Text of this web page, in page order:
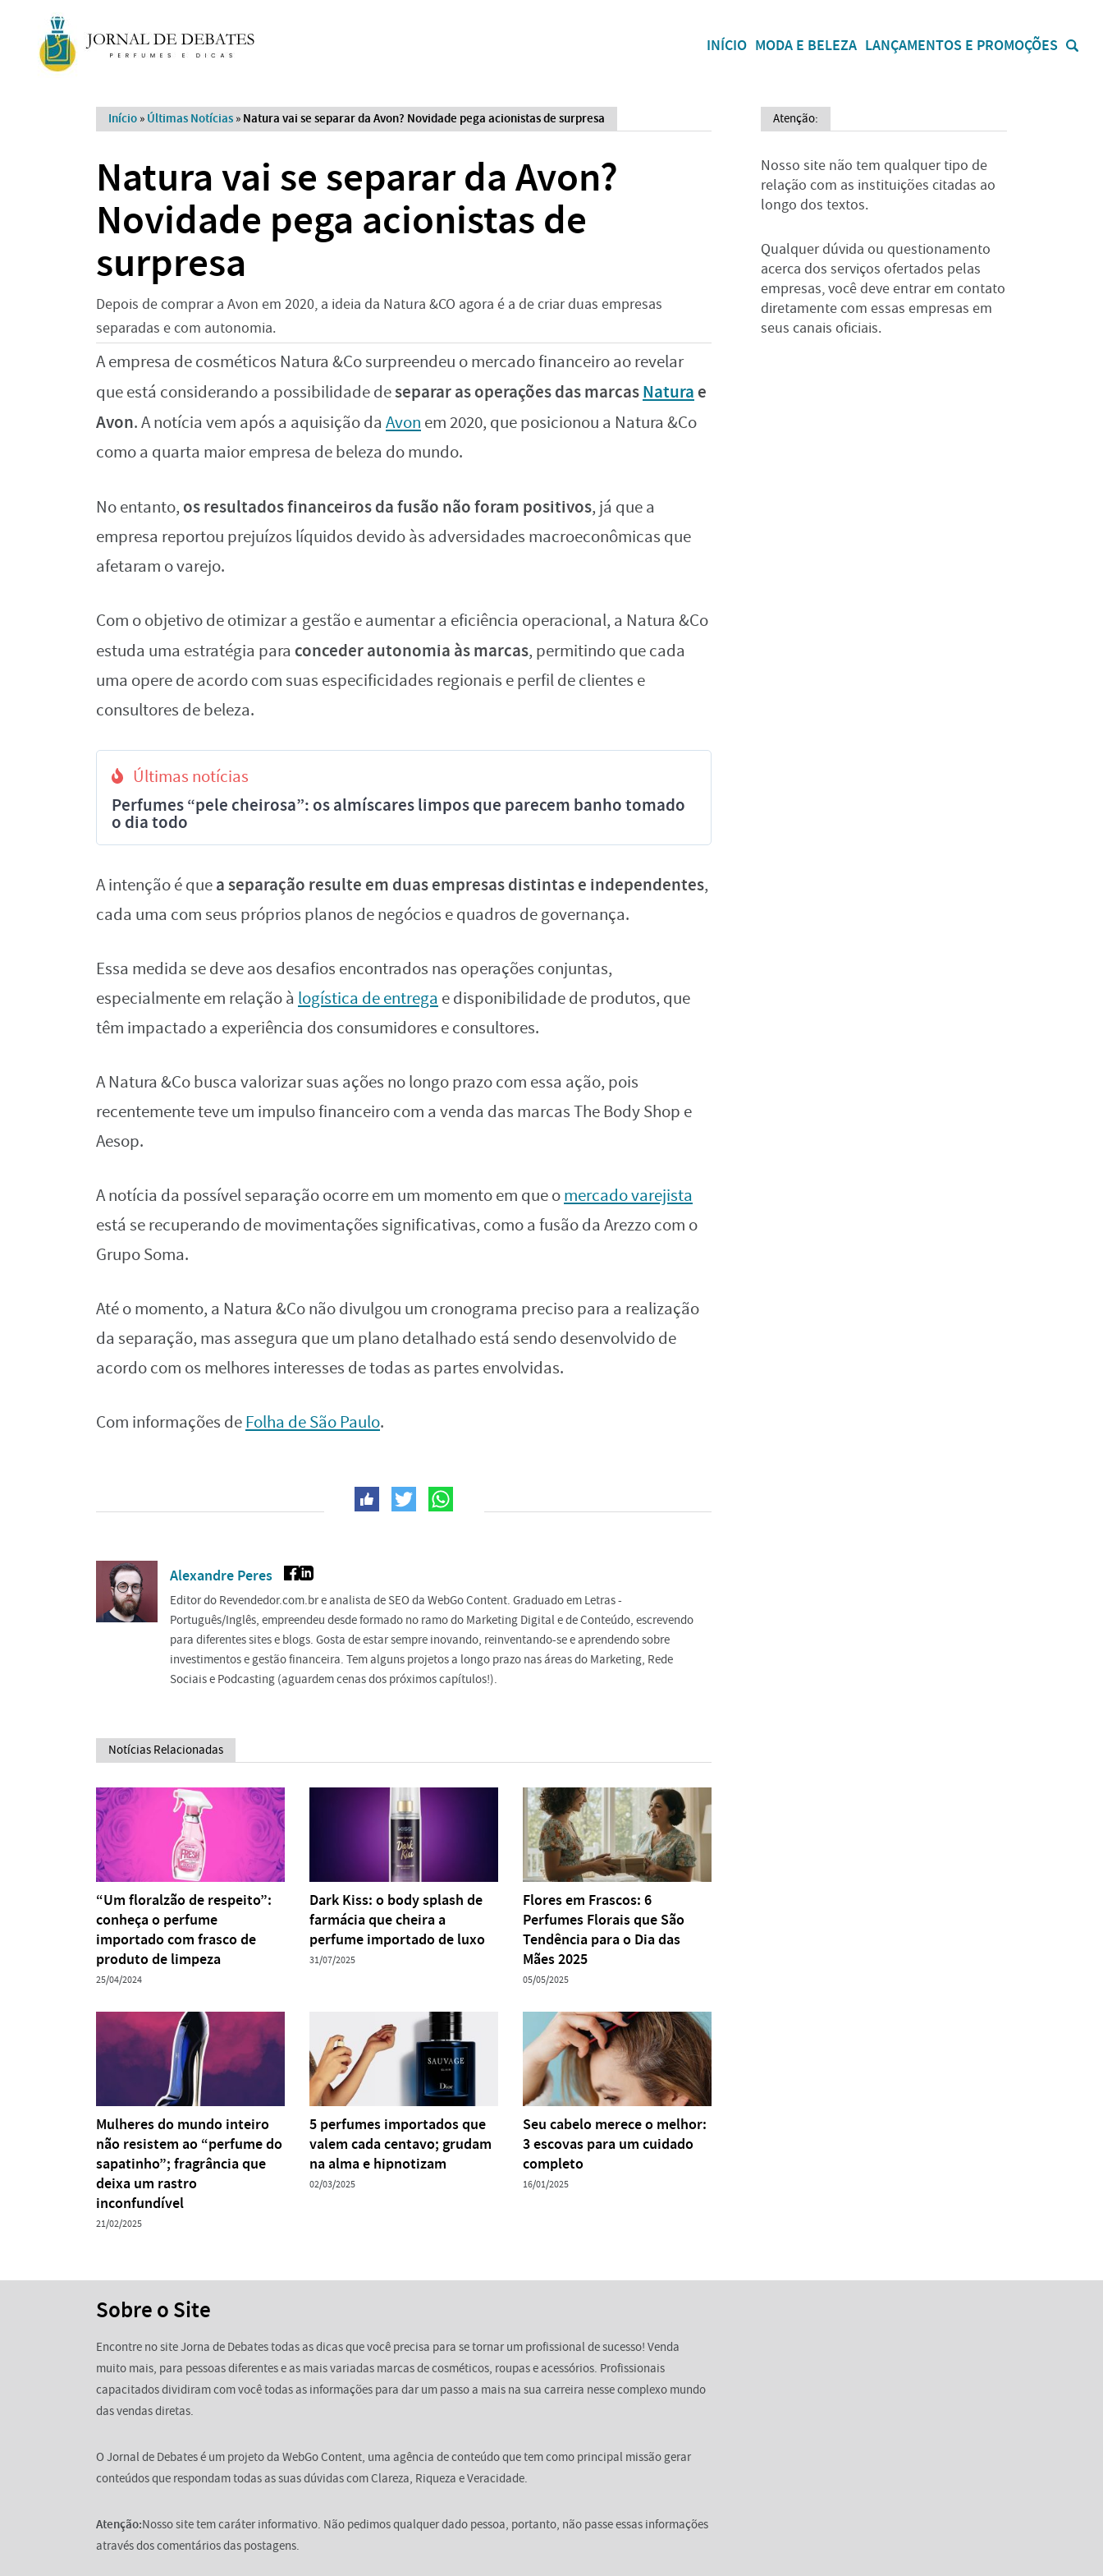
INÍCIO MODA E BELEZA LANÇAMENTOS E PROMOÇÕES
Início » Últimas Notícias » Natura vai se separar da Avon? Novidade pega acionistas de surpresa
Natura vai se separar da Avon?
Novidade pega acionistas de
surpresa
Depois de comprar a Avon em 2020, a ideia da Natura &CO agora é a de criar duas empresas
separadas e com autonomia.
A empresa de cosméticos Natura &Co surpreendeu o mercado financeiro ao revelar
que está considerando a possibilidade deseparar as operações das marcasNatura e
Avon. A notícia vem após a aquisição da Avon em 2020, que posicionou a Natura &Co
como a quarta maior empresa de beleza do mundo.
No entanto, os resultados financeiros da fusão não foram positivos, já que a
empresa reportou prejuízos líquidos devido às adversidades macroeconômicas que
afetaram o varejo.
Com o objetivo de otimizar a gestão e aumentar a eficiência operacional, a Natura &Co
estuda uma estratégia para conceder autonomia às marcas, permitindo que cada
uma opere de acordo com suas especificidades regionais e perfil de clientes e
consultores de beleza.
Últimas notícias
Perfumes “pele cheirosa”: os almíscares limpos que parecem banho tomado
o dia todo
A intenção é quea separação resulte em duas empresas distintas e independentes,
cada uma com seus próprios planos de negócios e quadros de governança.
Essa medida se deve aos desafios encontrados nas operações conjuntas,
especialmente em relação à logística de entrega e disponibilidade de produtos, que
têm impactado a experiência dos consumidores e consultores.
A Natura &Co busca valorizar suas ações no longo prazo com essa ação, pois
recentemente teve um impulso financeiro com a venda das marcas The Body Shop e
Aesop.
A notícia da possível separação ocorre em um momento em que omercado varejista
está se recuperando de movimentações significativas, como a fusão da Arezzo com o
Grupo Soma.
Até o momento, a Natura &Co não divulgou um cronograma preciso para a realização
da separação, mas assegura que um plano detalhado está sendo desenvolvido de
acordo com os melhores interesses de todas as partes envolvidas.
Com informações deFolha de São Paulo.
Alexandre Peres
Editor do Revendedor.com.br e analista de SEO da WebGo Content. Graduado em Letras -
Português/Inglês, empreendeu desde formado no ramo do Marketing Digital e de Conteúdo, escrevendo
para diferentes sites e blogs. Gosta de estar sempre inovando, reinventando-se e aprendendo sobre
investimentos e gestão financeira. Tem alguns projetos a longo prazo nas áreas do Marketing, Rede
Sociais e Podcasting (aguardem cenas dos próximos capítulos!).
Notícias Relacionadas
“Um floralzão de respeito”:
conheça o perfume
importado com frasco de
produto de limpeza
25/04/2024
Dark Kiss: o body splash de
farmácia que cheira a
perfume importado de luxo
31/07/2025
Flores em Frascos: 6
Perfumes Florais que São
Tendência para o Dia das
Mães 2025
05/05/2025
Mulheres do mundo inteiro
não resistem ao “perfume do
sapatinho”; fragrância que
deixa um rastro
inconfundível
21/02/2025
5 perfumes importados que
valem cada centavo; grudam
na alma e hipnotizam
02/03/2025
Seu cabelo merece o melhor:
3 escovas para um cuidado
completo
16/01/2025
Atenção:
Nosso site não tem qualquer tipo de
relação com as instituições citadas ao
longo dos textos.
Qualquer dúvida ou questionamento
acerca dos serviços ofertados pelas
empresas, você deve entrar em contato
diretamente com essas empresas em
seus canais oficiais.
Sobre o Site
Encontre no site Jorna de Debates todas as dicas que você precisa para se tornar um profissional de sucesso! Venda
muito mais, para pessoas diferentes e as mais variadas marcas de cosméticos, roupas e acessórios. Profissionais
capacitados dividiram com você todas as informações para dar um passo a mais na sua carreira nesse complexo mundo
das vendas diretas.
O Jornal de Debates é um projeto da WebGo Content, uma agência de conteúdo que tem como principal missão gerar
conteúdos que respondam todas as suas dúvidas com Clareza, Riqueza e Veracidade.
Atenção:Nosso site tem caráter informativo. Não pedimos qualquer dado pessoa, portanto, não passe essas informações
através dos comentários das postagens.